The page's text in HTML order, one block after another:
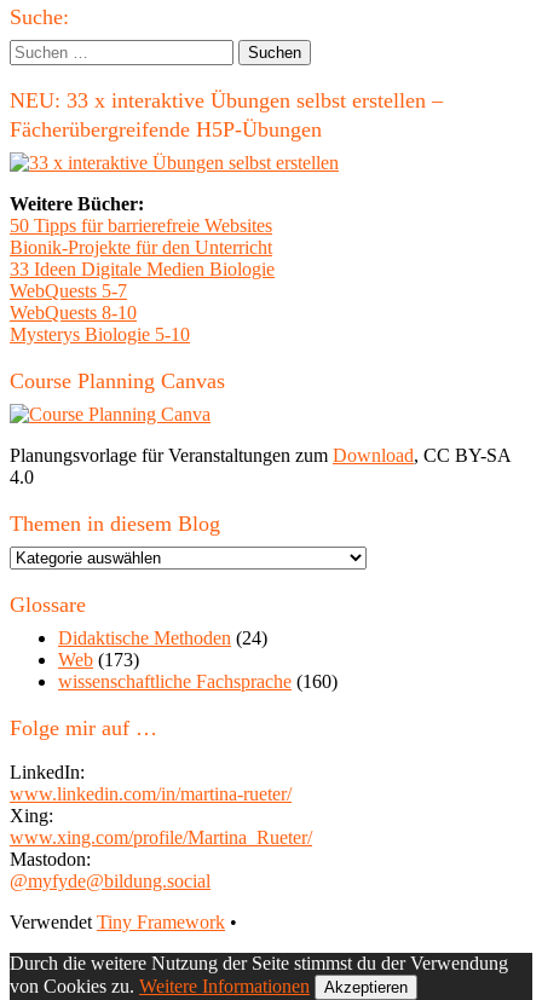
Classic"
Haupt-
Seitenleiste
Suche:
Suchen
nach:
NEU: 33 x interaktive Übungen selbst erstellen –
Fächerübergreifende H5P-Übungen
Weitere Bücher:
50 Tipps für barrierefreie Websites
Bionik-Projekte für den Unterricht
33 Ideen Digitale Medien Biologie
WebQuests 5-7
WebQuests 8-10
Mysterys Biologie 5-10
Course Planning Canvas
Planungsvorlage für Veranstaltungen zum Download, CC BY-SA
4.0
Themen in diesem Blog
Themen
diesem
Glossare
Didaktische Methoden (24)
Web (173)
wissenschaftliche Fachsprache (160)
Folge mir auf …
LinkedIn:
www.linkedin.com/in/martina-rueter/
Xing:
www.xing.com/profile/Martina_Rueter/
Mastodon:
@myfyde@bildung.social
Footer
Inhalt
Verwendet Tiny Framework •
Durch die weitere Nutzung der Seite stimmst du der Verwendung
von Cookies zu. Weitere Informationen Akzeptieren